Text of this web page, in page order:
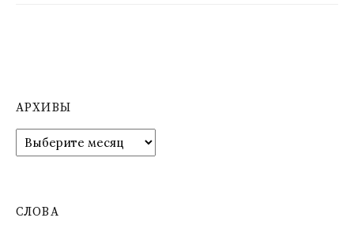
п
и
с
м
АРХИВЫ
р
в
СЛОВА